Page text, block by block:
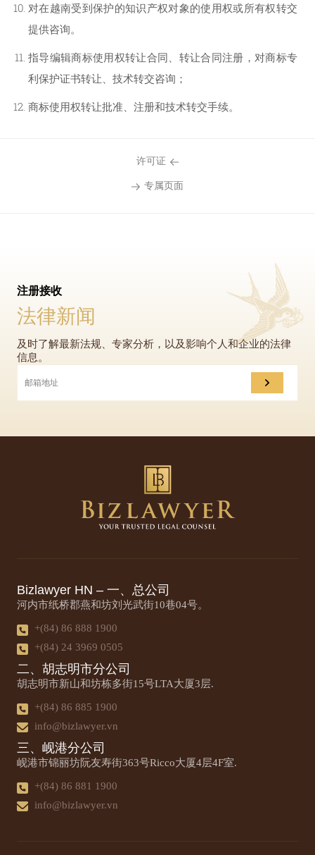
对在越南受到保护的知识产权对象的使用权或所有权转交
提供咨询。
指导编辑商标使用权转让合同、转让合同注册，对商标专
利保护证书转让、技术转交咨询；
商标使用权转让批准、注册和技术转交手续。
许可证
专属页面
注册接收
法律新闻
及时了解最新法规、专家分析，以及影响个人和企业的法律
信息。
Bizlawyer HN – 一、总公司
河内市纸桥郡燕和坊刘光武街10巷04号。
+(84) 86 888 1900
+(84) 24 3969 0505
二、胡志明市分公司
胡志明市新山和坊栋多街15号LTA大厦3层.
+(84) 86 885 1900
info@bizlawyer.vn
三、岘港分公司
岘港市锦丽坊阮友寿街363号Ricco大厦4层4F室.
+(84) 86 881 1900
info@bizlawyer.vn